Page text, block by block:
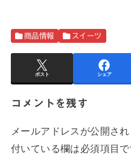
商品情報 スイーツ
ポスト シェア
コメントを残す
メールアドレスが公開さ
付いている欄は必須項目で